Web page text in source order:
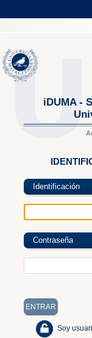
iDUMA -
Identificación
Contraseña
Soy